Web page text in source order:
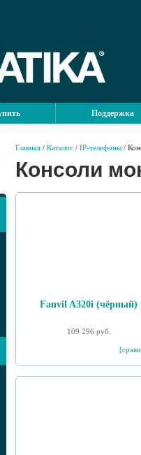
Поддержка
Главная / Каталог / IP-телефоны /
Консоли
Fanvil A320i (чёрный)
109 296 руб.